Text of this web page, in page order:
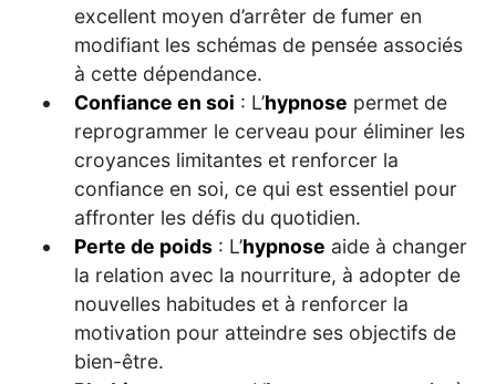
excellent moyen d’arrêter de fumer en
modifiant les schémas de pensée associés
à cette dépendance.
Confiance en soi : L’hypnose permet de
reprogrammer le cerveau pour éliminer les
croyances limitantes et renforcer la
confiance en soi, ce qui est essentiel pour
affronter les défis du quotidien.
Perte de poids : L’hypnose aide à changer
la relation avec la nourriture, à adopter de
nouvelles habitudes et à renforcer la
motivation pour atteindre ses objectifs de
bien-être.